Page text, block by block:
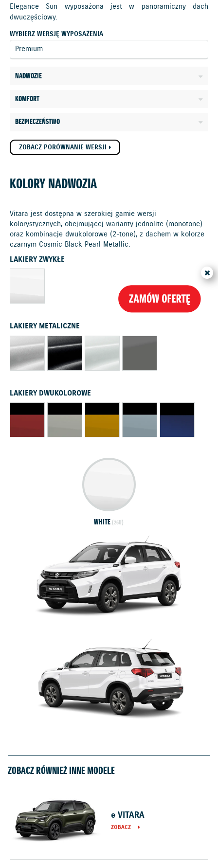
Elegance Sun wyposażona jest w panoramiczny dach
dwuczęściowy.
WYBIERZ WERSJĘ WYPOSAŻENIA
NADWOZIE
KOMFORT
BEZPIECZEŃSTWO
ZOBACZ PORÓWNANIE WERSJI
KOLORY NADWOZIA
Vitara jest dostępna w szerokiej gamie wersji
kolorystycznych, obejmującej warianty jednolite (monotone)
oraz kombinacje dwukolorowe (2-tone), z dachem w kolorze
czarnym Cosmic Black Pearl Metallic.
LAKIERY ZWYKŁE
LAKIERY METALICZNE
LAKIERY DWUKOLOROWE
WHITE(26U)
ZOBACZ RÓWNIEŻ INNE MODELE
e VITARA
ZOBACZ